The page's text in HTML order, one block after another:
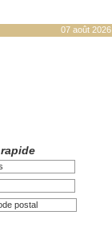
07 août 2026